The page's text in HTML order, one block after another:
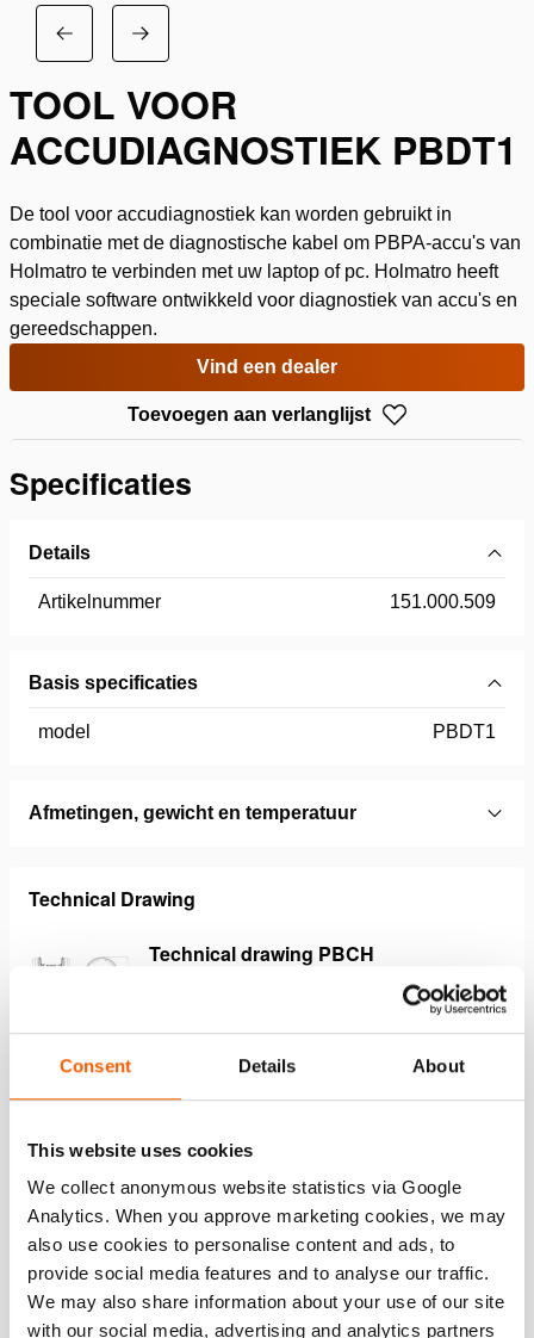
Consent Details About
This website uses cookies
We collect anonymous website statistics via Google
Analytics. When you approve marketing cookies, we may
also use cookies to personalise content and ads, to
provide social media features and to analyse our traffic.
We may also share information about your use of our site
with our social media, advertising and analytics partners
TOOL VOOR
ACCUDIAGNOSTIEK PBDT1
De tool voor accudiagnostiek kan worden gebruikt in
combinatie met de diagnostische kabel om PBPA-accu's van
Holmatro te verbinden met uw laptop of pc. Holmatro heeft
speciale software ontwikkeld voor diagnostiek van accu's en
gereedschappen.
Vind een dealer
Toevoegen aan verlanglijst
Specificaties
Details
Artikelnummer 151.000.509
Basis specificaties
model PBDT1
Afmetingen, gewicht en temperatuur
Technical Drawing
Technical drawing PBCH
Download
Functies
Ideaal om meerdere accu's achter elkaar te controleren
Downloaden